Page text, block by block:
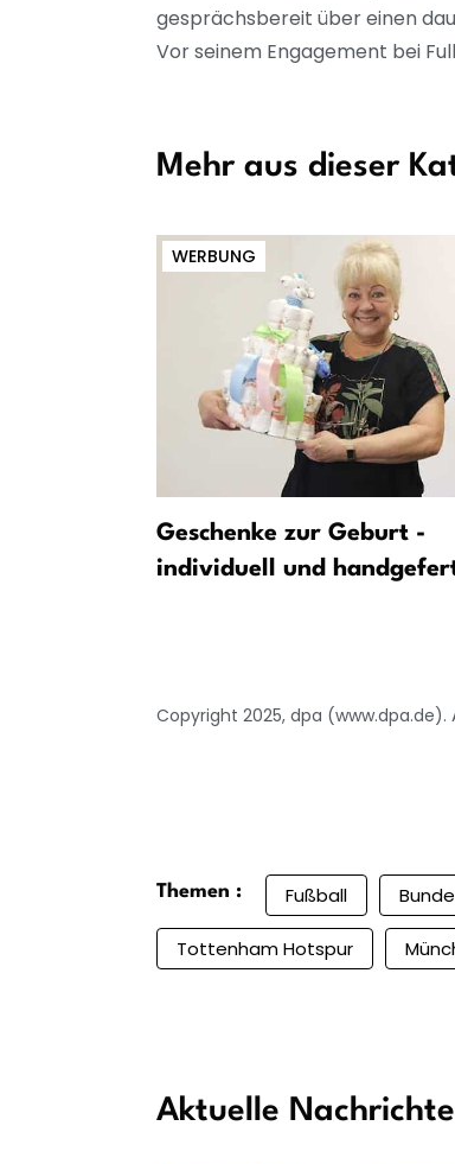
gesprächsbereit über einen
Vor seinem Engagement bei
Mehr aus dieser
WERBUNG
Geschenke zur Geburt -
individuell und
Copyright 2025, dpa
Themen : Fußball
Tottenham Hotspur
Aktuelle